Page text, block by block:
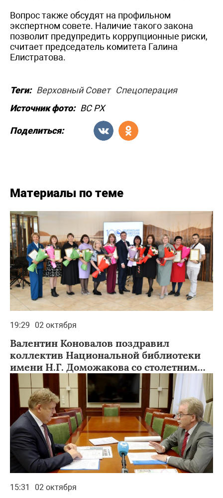
Вопрос также обсудят на профильном
экспертном совете. Наличие такого закона
позволит предупредить коррупционные риски,
считает председатель комитета Галина
Елистратова.
Теги: Верховный Совет Спецоперация
Источник фото: ВС РХ
Поделиться:
Материалы по теме
19:29 02 октября
Валентин Коновалов поздравил
коллектив Национальной библиотеки
имени Н.Г. Доможакова со столетним
юбилеем учреждения
15:31 02 октября